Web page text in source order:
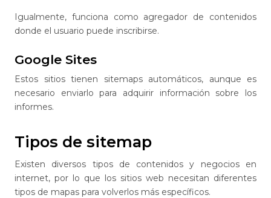
Igualmente, funciona como agregador de contenidos
donde el usuario puede inscribirse.
Google Sites
Estos sitios tienen sitemaps automáticos, aunque es
necesario enviarlo para adquirir información sobre los
informes.
Tipos de sitemap
Existen diversos tipos de contenidos y negocios en
internet, por lo que los sitios web necesitan diferentes
tipos de mapas para volverlos más específicos.